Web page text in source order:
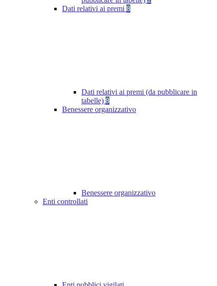
Dati relativi ai premi 8
Dati relativi ai premi (da pubblicare in
tabelle) 8
Benessere organizzativo
Benessere organizzativo
Enti controllati